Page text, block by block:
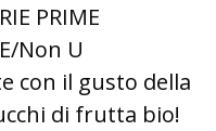
PRIME
Non U
con il gusto della
di frutta bio!